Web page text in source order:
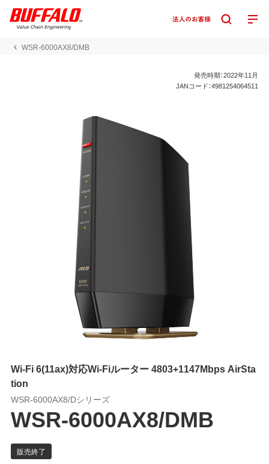
WSR-6000AX8/DMB
発売時期：2022年11月
JANコード：4981254064511
Wi-Fi 6(11ax)対応Wi-Fiルーター 4803+1147Mbps AirSta
tion
WSR-6000AX8/Dシリーズ
WSR-6000AX8/DMB